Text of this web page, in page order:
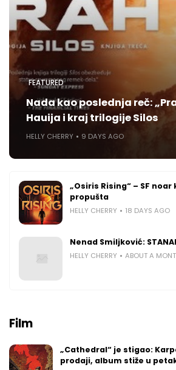
FEATURED
Nada kao poslednja reč:
Hauija i kraj trilogije Silos
HELLY CHERRY 9 DAYS AGO
„Osiris Rising“ – SF noar
propušta
HELLY CHERRY 18 DAYS AGO
Nenad Smiljković:
HELLY CHERRY ABOUT A
Film
„Cathedral“ je stigao:
prodaji, album stiže u